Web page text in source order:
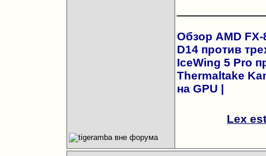
Обзор AMD FX-
D14 против
IceWing 5 Pro
Thermaltake
на GPU
Lex